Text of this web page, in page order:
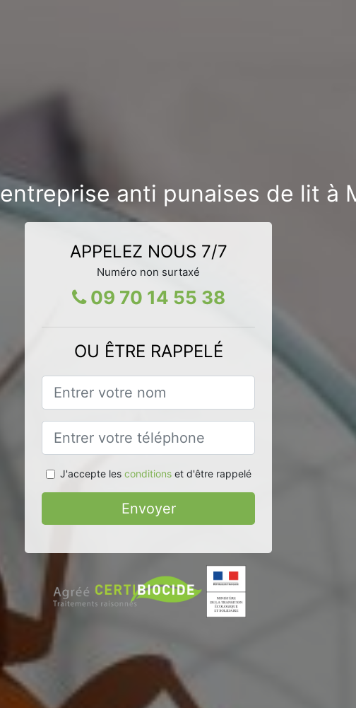
anti punaises de lit à
APPELEZ NOUS 7/7
Numéro non surtaxé
09 70 14 55 38
OU ÊTRE RAPPELÉ
J'accepte les conditionset d'être rappelé
Envoyer